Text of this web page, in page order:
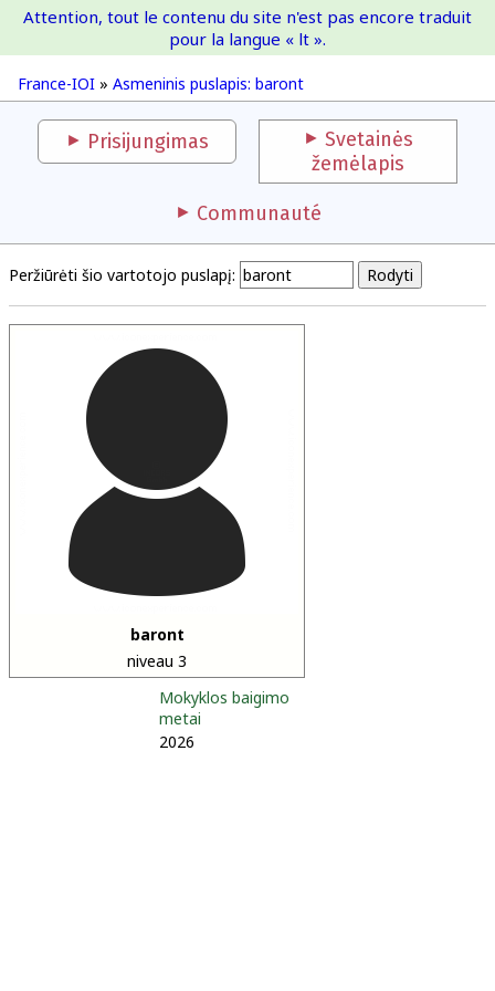
France-IOI
France-IOI » Asmeninis puslapis: baront
Attention, tout le contenu du site n'est pas encore traduit
pour la langue « lt ».
Prisijungimas
Svetainės
žemėlapis
Communauté
Peržiūrėti šio vartotojo puslapį:
baront
niveau 3
Mokyklos baigimo
metai
2026